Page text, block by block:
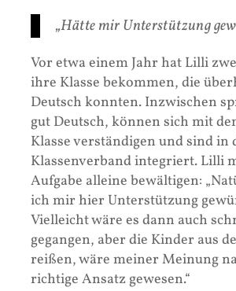
„Hätte mir Unterstützung
Vor etwa einem Jahr hat Lilli
ihre Klasse bekommen, die
Deutsch konnten. Inzwischen
gut Deutsch, können sich mit
Klasse verständigen und sind in
Klassenverband integriert. Lilli
Aufgabe alleine bewältigen:
ich mir hier Unterstützung
Vielleicht wäre es dann auch
gegangen, aber die Kinder aus
reißen, wäre meiner Meinung
richtige Ansatz gewesen.“